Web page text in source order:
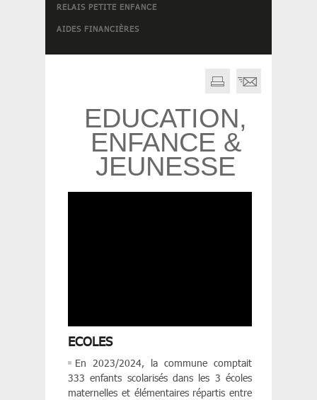
RELAIS PETITE ENFANCE
AIDES FINANCIÈRES
EDUCATION,
ENFANCE &
JEUNESSE
ECOLES
En 2023/2024, la commune comptait
333 enfants scolarisés dans les 3 écoles
maternelles et élémentaires répartis entre